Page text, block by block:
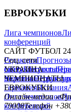
ЕВРОКУБКИ
Лига чемпионов
конференций
САЙТ ФУТБОЛ 24
РедакцияПрогнозы
сайтуКонтакты
политика
Соц. сети
facebookxyoutube
УКРАИНА
УкраинаПервая
ЧЕМПИОНАТЫ
ГерманияИспания
ЕВРОКУБКИ
Лига чемпионов
конференций
Онлайн-медиа
79008Телефон